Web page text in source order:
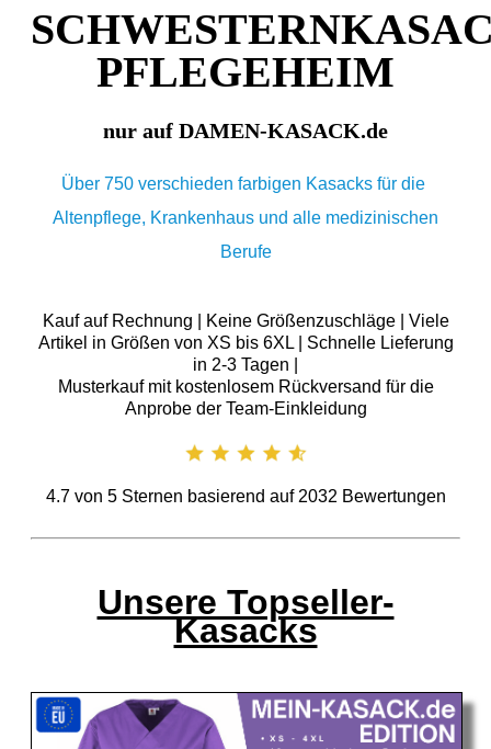
PFLEGEHEIM
nur auf DAMEN-KASACK.de
Über 750 verschieden farbigen Kasacks für die
Altenpflege, Krankenhaus und alle medizinischen
Berufe
Kauf auf Rechnung | Keine Größenzuschläge | Viele
Artikel in Größen von XS bis 6XL | Schnelle Lieferung
in 2-3 Tagen |
Musterkauf mit kostenlosem Rückversand für die
Anprobe der Team-Einkleidung
4.7von 5Sternen basierend auf 2032 Bewertungen
Unsere Topseller-
Kasacks